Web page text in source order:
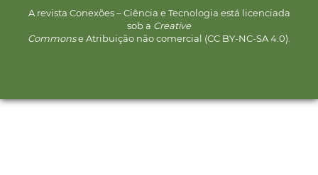
A revista Conexões – Ciência e Tecnologia está licenciada
sob a Creative
Commonse Atribuição não comercial (CC BY-NC-SA 4.0).